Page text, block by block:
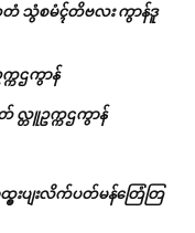
သွံစမံၚ်တိဗလး ကွာန်ဒူ
ကဌကွာန်
လ္တူဥက္ကဌကွာန်
းပျးလိက်ပတ်မန်တြေံတြ